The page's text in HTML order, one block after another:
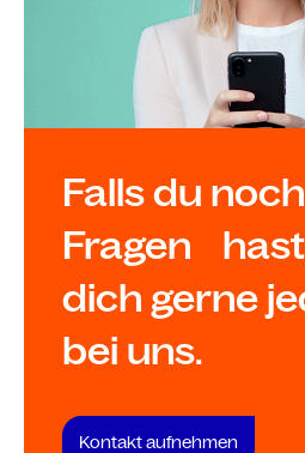
Falls du
Fragen
dich gerne
bei uns.
Kontakt aufnehmen